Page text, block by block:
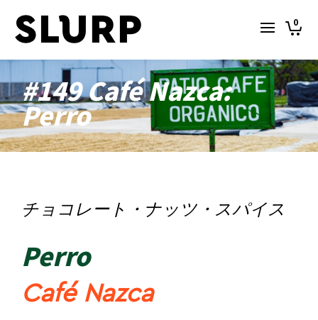
0
#149 Café Nazca:
Perro
チョコレート・ナッツ・スパイス
Perro
Café Nazca